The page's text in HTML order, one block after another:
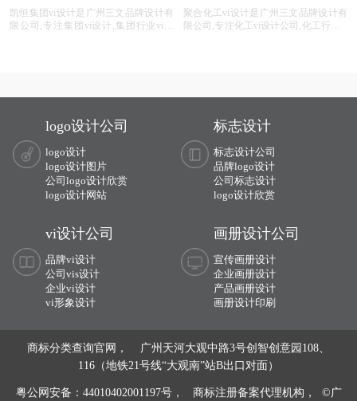
凯恒集团vi设计是广州三文品牌设计有
限公司,专注集团vi设计,集团行业vi设
聚合化工vi设计是广州三文品牌设计有
限公司,专注化工vi设计公司,化工行业vi
logo设计公司
logo设计
logo设计图片
公司logo设计欣赏
logo设计网站
标志设计
标志设计公司
品牌logo设计
公司标志设计
logo设计欣赏
vi设计公司
品牌vi设计
公司vis设计
企业vi设计
vi形象设计
画册设计公司
宣传画册设计
企业画册设计
产品画册设计
画册设计印刷
商标分类查询官网， 广州天河大观中路3号创智创意园108、
116（地铁21号线“大观南”站B出口对面）
粤公网安备：44010402001197号， 商标注册备案代理机构， ©广